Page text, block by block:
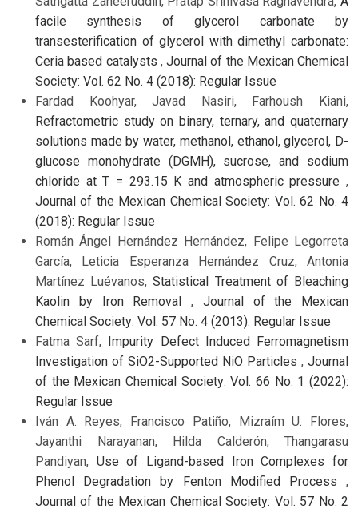
facile synthesis of glycerol carbonate by
transesterification of glycerol with dimethyl carbonate:
Ceria based catalysts , Journal of the Mexican Chemical
Society: Vol. 62 No. 4 (2018): Regular Issue
Fardad Koohyar, Javad Nasiri, Farhoush Kiani,
Refractometric study on binary, ternary, and quaternary
solutions made by water, methanol, ethanol, glycerol, D-
glucose monohydrate (DGMH), sucrose, and sodium
chloride at T = 293.15 K and atmospheric pressure ,
Journal of the Mexican Chemical Society: Vol. 62 No. 4
(2018): Regular Issue
Román Ángel Hernández Hernández, Felipe Legorreta
García, Leticia Esperanza Hernández Cruz, Antonia
Martínez Luévanos,Statistical Treatment of Bleaching
Kaolin by Iron Removal , Journal of the Mexican
Chemical Society: Vol. 57 No. 4 (2013): Regular Issue
Fatma Sarf,
Impurity Defect Induced Ferromagnetism
Investigation of SiO2-Supported NiO Particles , Journal
of the Mexican Chemical Society: Vol. 66 No. 1 (2022):
Regular Issue
Iván A. Reyes, Francisco Patiño, Mizraím U. Flores,
Jayanthi Narayanan, Hilda Calderón, Thangarasu
Pandiyan, Use of Ligand-based Iron Complexes for
Phenol Degradation by Fenton Modified Process ,
Journal of the Mexican Chemical Society: Vol. 57 No. 2